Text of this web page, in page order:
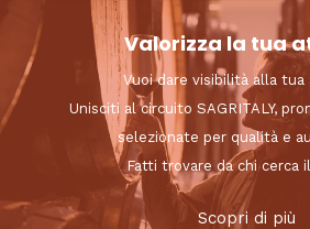
Valorizza la tua
Vuoi dare visibilità alla tua
Unisciti al circuito SAGRITALY,
selezionate per qualità e
Fatti trovare da chi cerca
Scopri di più